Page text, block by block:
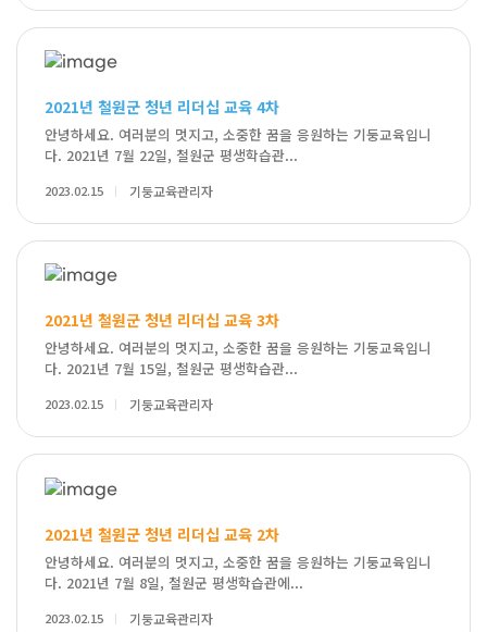
2021년 철원군 청년 리더십 교육 4차
안녕하세요. 여러분의 멋지고, 소중한 꿈을 응원하는 기둥교육입니
다. 2021년 7월 22일, 철원군 평생학습관...
2023.02.15 기둥교육관리자
2021년 철원군 청년 리더십 교육 3차
안녕하세요. 여러분의 멋지고, 소중한 꿈을 응원하는 기둥교육입니
다. 2021년 7월 15일, 철원군 평생학습관...
2023.02.15 기둥교육관리자
2021년 철원군 청년 리더십 교육 2차
안녕하세요. 여러분의 멋지고, 소중한 꿈을 응원하는 기둥교육입니
다. 2021년 7월 8일, 철원군 평생학습관에...
2023.02.15 기둥교육관리자